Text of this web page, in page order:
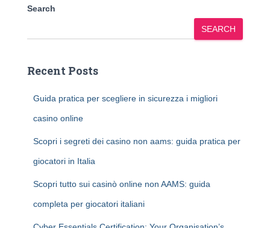
Search
SEARCH
Recent Posts
Guida pratica per scegliere in sicurezza i migliori
casino online
Scopri i segreti dei casino non aams: guida pratica per
giocatori in Italia
Scopri tutto sui casinò online non AAMS: guida
completa per giocatori italiani